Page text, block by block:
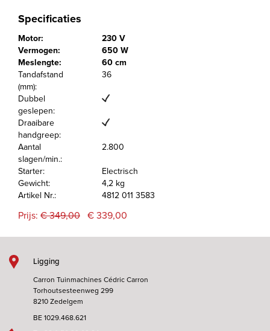
Specificaties
Motor:
230 V
Vermogen:
650 W
Meslengte:
60 cm
Tandafstand
(mm):
36
Dubbel
geslepen:
Draaibare
handgreep:
Aantal
slagen/min.:
2.800
Starter:
Electrisch
Gewicht:
4,2 kg
Artikel Nr.:
4812 011 3583
Prijs: € 349,00 € 339,00
Ligging
Carron Tuinmachines Cédric Carron
Torhoutsesteenweg 299
8210 Zedelgem
BE 1029.468.621